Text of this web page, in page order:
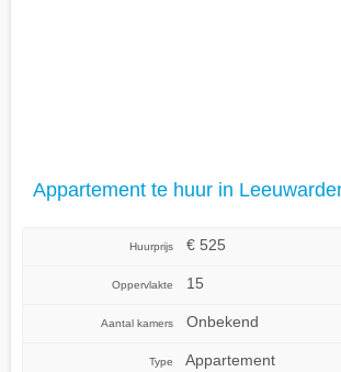
Appartement te huur in
Huurprijs € 525
Oppervlakte 15
Aantal kamers Onbekend
Type Appartement